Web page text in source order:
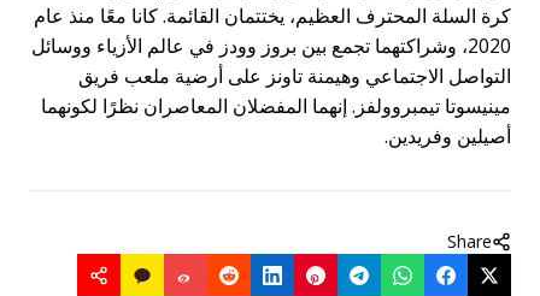
كرة السلة المحترف العظيم، يختتمان القائمة. كانا معًا منذ عام
2020، وشراكتهما تجمع بين بروز وودز في عالم الأزياء ووسائل
التواصل الاجتماعي وهيمنة تاونز على أرضية ملعب فريق
مينيسوتا تيمبروولفز. إنهما المفضلان المعاصران نظرًا لكونهما
أصيلين وفريدين.
Share